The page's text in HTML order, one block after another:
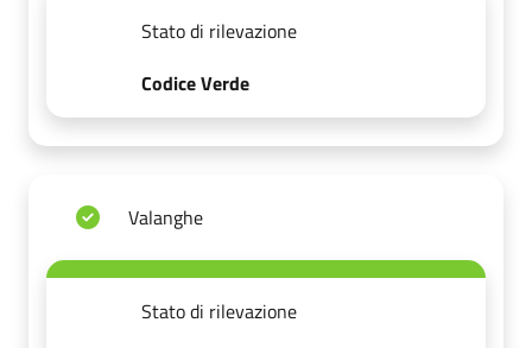
Stato di rilevazione
Codice Verde
Valanghe
Stato di rilevazione